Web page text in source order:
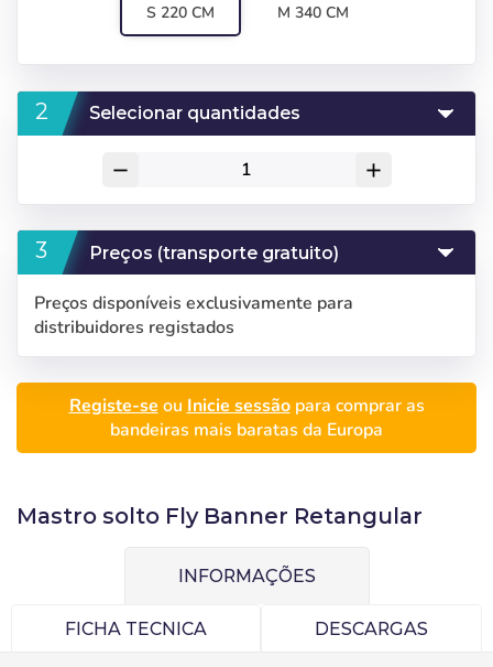
S 220 CM M 340 CM
Selecionar quantidades
remove add
Preços (transporte gratuito)
Preços disponíveis exclusivamente para
distribuidores registados
Registe-se ou Inicie sessãopara comprar as
bandeiras mais baratas da Europa
Mastro solto Fly Banner Retangular
INFORMAÇÕES
FICHA TECNICA DESCARGAS